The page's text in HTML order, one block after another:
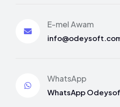
E-mel Awam
WhatsApp
WhatsApp